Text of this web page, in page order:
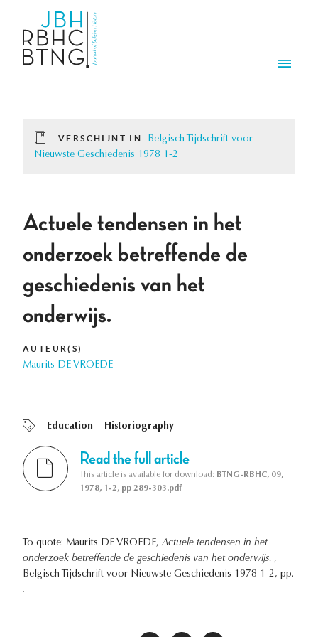
VERSCHIJNT IN
Belgisch Tijdschrift voor
Nieuwste Geschiedenis 1978 1-2
Actuele tendensen in het
onderzoek betreffende de
geschiedenis van het
onderwijs.
AUTEUR(S)
Maurits DE VROEDE
Education Historiography
Read the full article
This article is available for download: BTNG-RBHC, 09,
1978, 1-2, pp 289-303.pdf
To quote: Maurits DE VROEDE, Actuele tendensen in het
onderzoek betreffende de geschiedenis van het onderwijs. ,
Belgisch Tijdschrift voor Nieuwste Geschiedenis 1978 1-2, pp.
.